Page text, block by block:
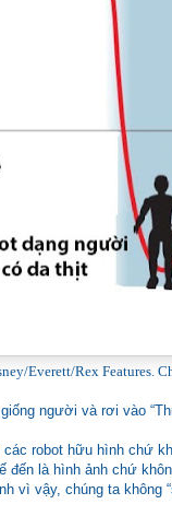
Everett/Rex Features.
người và rơi vào
robot hữu hình chứ
là hình ảnh chứ
vì vậy, chúng ta không